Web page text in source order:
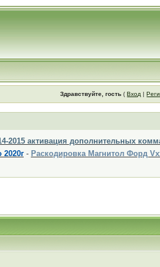
Здравствуйте, гость (Вход |
2015 активация дополнительных
- Раскодировка Магнитол Форд